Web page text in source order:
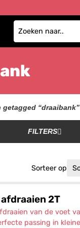
getagged “draaibank”
FILTERS
Sorteer op
2T